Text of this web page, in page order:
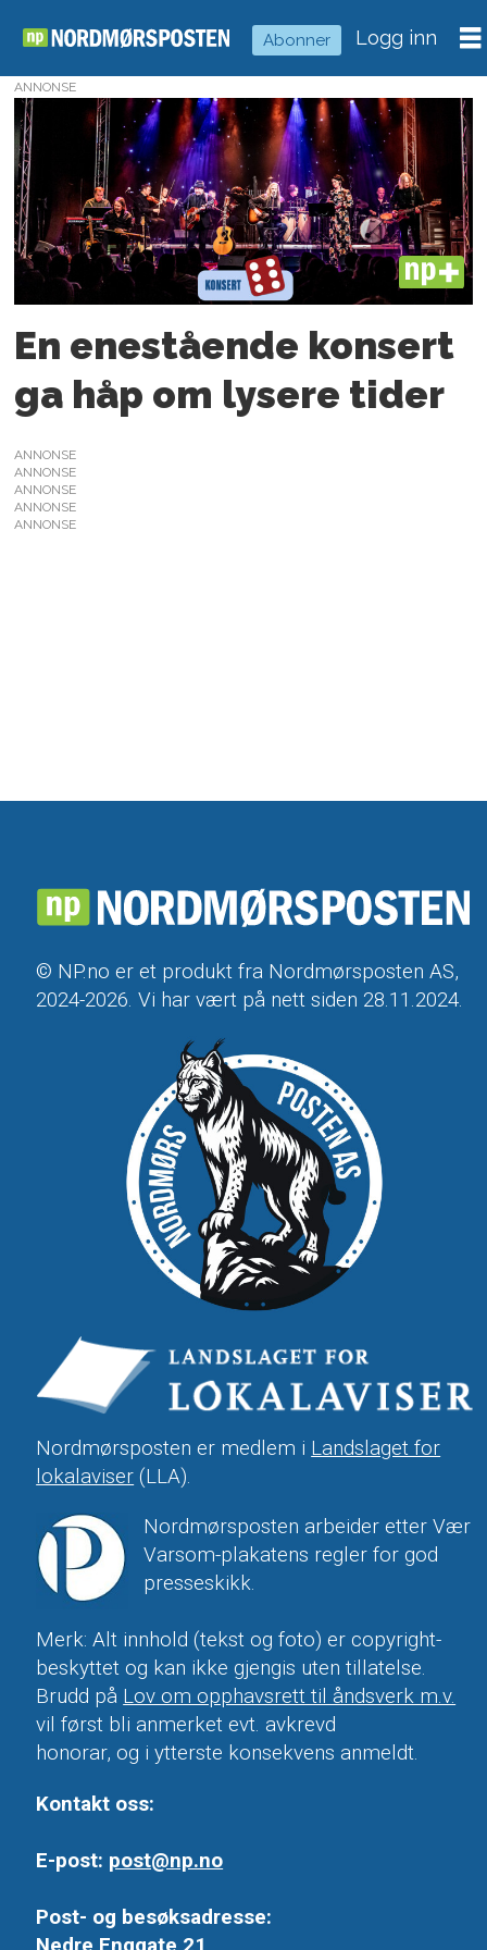
Abonner Logg inn
Tag:
jul
hos
aille
ANNONSE
PLUS
En enestående konsert
ga håp om lysere tider
ANNONSE
ANNONSE
ANNONSE
ANNONSE
ANNONSE
© NP.no er et produkt fra Nordmørsposten AS,
2024-2026. Vi har vært på nett siden 28.11.2024.
Nordmørsposten er medlem i Landslaget for
lokalaviser (LLA).
Nordmørsposten arbeider etter Vær
Varsom-plakatens regler for god
presseskikk.
Merk: Alt innhold (tekst og foto) er copyright-
beskyttet og kan ikke gjengis uten tillatelse.
Brudd på Lov om opphavsrett til åndsverk m.v.
vil først bli anmerket evt. avkrevd
honorar, og i ytterste konsekvens anmeldt.
Kontakt oss:
E-post: post@np.no
Post- og besøksadresse: